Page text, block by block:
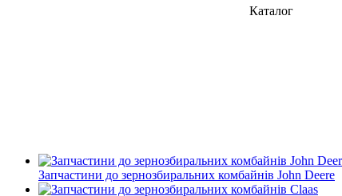
Каталог
Запчастини до зернозбиральних комбайнів John Deere